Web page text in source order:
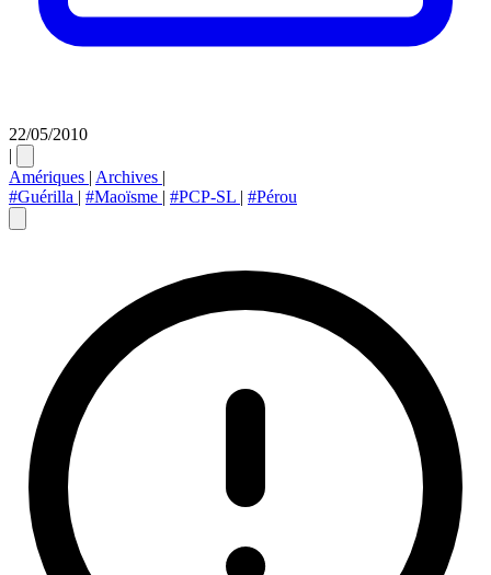
22/05/2010
|
Amériques | Archives |
#Guérilla | #Maoïsme | #PCP-SL | #Pérou